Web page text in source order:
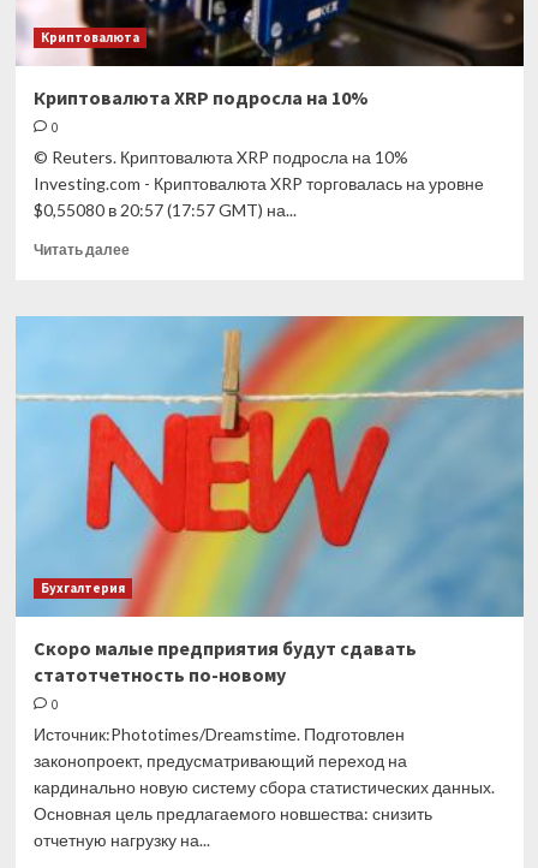
Криптовалюта
Криптовалюта XRP подросла на 10%
0
© Reuters. Криптовалюта XRP подросла на 10%
Investing.com - Криптовалюта XRP торговалась на уровне
$0,55080 в 20:57 (17:57 GMT) на...
Читать далееПрочитать
Криптовалюта
10%
Бухгалтерия
Скоро малые предприятия будут сдавать
статотчетность по-новому
0
Источник:Phototimes/Dreamstime. Подготовлен
законопроект, предусматривающий переход на
кардинально новую систему сбора статистических данных.
Основная цель предлагаемого новшества: снизить
отчетную нагрузку на...